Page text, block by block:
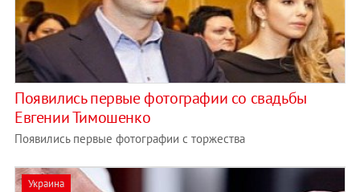
Появились первые фотографии со свадьбы
Евгении Тимошенко
Появились первые фотографии с торжества
Украина